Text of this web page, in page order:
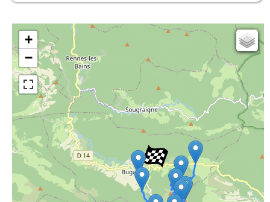
+
−
Cartes IGN
Open Topo Map
Open Street Map
ESRI Word Imagery